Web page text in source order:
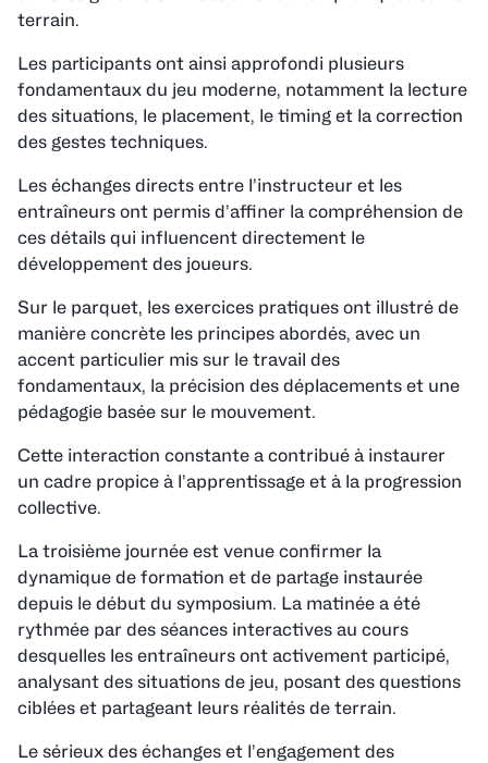
terrain.
Les participants ont ainsi approfondi plusieurs
fondamentaux du jeu moderne, notamment la lecture
des situations, le placement, le timing et la correction
des gestes techniques.
Les échanges directs entre l’instructeur et les
entraîneurs ont permis d’affiner la compréhension de
ces détails qui influencent directement le
développement des joueurs.
Sur le parquet, les exercices pratiques ont illustré de
manière concrète les principes abordés, avec un
accent particulier mis sur le travail des
fondamentaux, la précision des déplacements et une
pédagogie basée sur le mouvement.
Cette interaction constante a contribué à instaurer
un cadre propice à l’apprentissage et à la progression
collective.
La troisième journée est venue confirmer la
dynamique de formation et de partage instaurée
depuis le début du symposium. La matinée a été
rythmée par des séances interactives au cours
desquelles les entraîneurs ont activement participé,
analysant des situations de jeu, posant des questions
ciblées et partageant leurs réalités de terrain.
Le sérieux des échanges et l’engagement des